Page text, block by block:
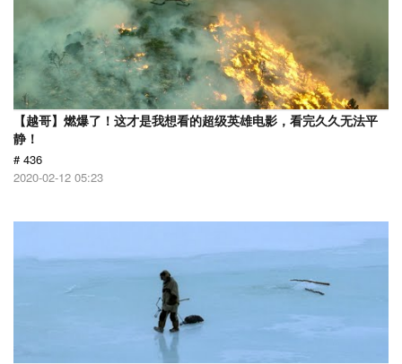
【越哥】燃爆了！这才是我想看的超级英雄电影，看完久久无法平
静！
# 436
2020-02-12 05:23